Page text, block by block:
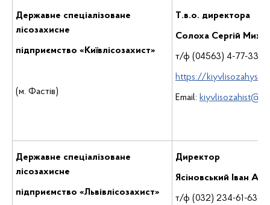
Державне спеціалізоване
лісозахисне
підприємство «Київлісозахист»
(м. Фастів)
Т.в.о. директора
Солоха Сергій
т/ф (04563) 4-77-33
https://
Email:
Державне спеціалізоване
лісозахисне
підприємство «Львівлісозахист»
Директор
Ясіновський Іван
т/ф (032) 234-61-63